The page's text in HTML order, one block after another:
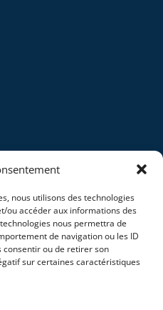
nous utilisons des technologies
ou accéder aux informations des
nous permettra de
de navigation ou les ID
consentir ou de retirer son
sur certaines caractéristiques